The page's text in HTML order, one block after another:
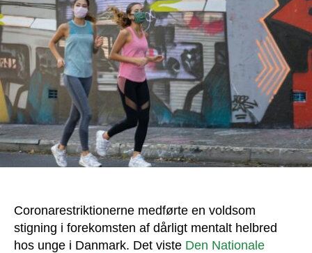
over
Coronarestriktionerne medførte en voldsom
stigning i forekomsten af dårligt mentalt helbred
hos unge i Danmark. Det viste Den Nationale